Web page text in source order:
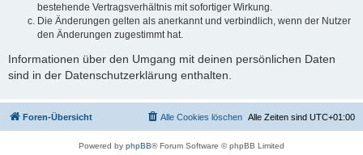
bestehende Vertragsverhältnis mit sofortiger Wirkung.
Die Änderungen gelten als anerkannt und verbindlich, wenn der Nutzer
den Änderungen zugestimmt hat.
Informationen über den Umgang mit deinen persönlichen Daten
sind in der Datenschutzerklärung enthalten.
Foren-Übersicht Alle Zeiten sind UTC+01:00
Alle Cookies löschen
Powered by phpBB® Forum Software © phpBB Limited